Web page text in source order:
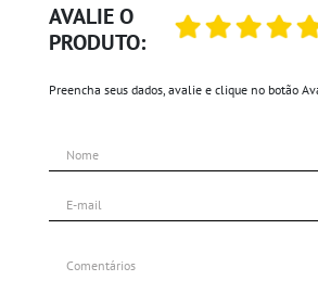
AVALIE O
PRODUTO:
Preencha seus dados, avalie e clique no botão